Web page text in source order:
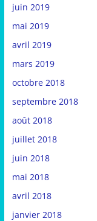
juin 2019
mai 2019
avril 2019
mars 2019
octobre 2018
septembre 2018
août 2018
juillet 2018
juin 2018
mai 2018
avril 2018
janvier 2018